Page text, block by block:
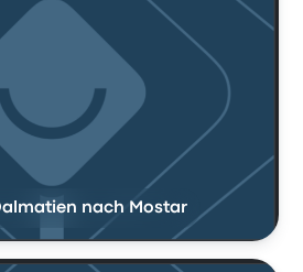
nach Mostar